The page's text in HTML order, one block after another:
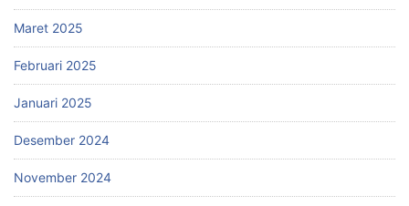
Maret 2025
Februari 2025
Januari 2025
Desember 2024
November 2024